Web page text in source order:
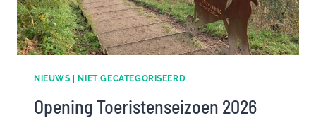
NIEUWS |NIET GECATEGORISEERD
Opening Toeristenseizoen 2026